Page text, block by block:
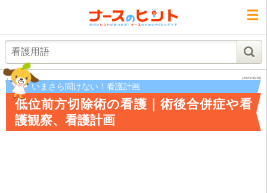
(2020/06/20)
いまさら聞けない！看護計画
低位前方切除術の看護｜術後合併症や看
護観察、看護計画